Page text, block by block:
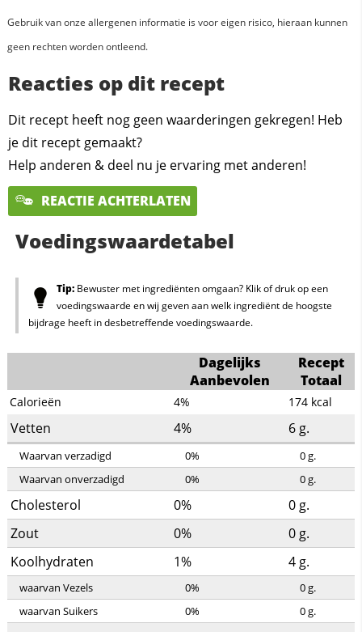
Gebruik van onze allergenen informatie is voor eigen risico, hieraan kunnen
geen rechten worden ontleend.
Reacties op dit recept
Dit recept heeft nog geen waarderingen gekregen! Heb
je dit recept gemaakt?
Help anderen & deel nu je ervaring met anderen!
REACTIE ACHTERLATEN
Voedingswaardetabel
Tip:Bewuster met ingrediënten omgaan? Klik of druk op een
voedingswaarde en wij geven aan welk ingrediënt de hoogste
bijdrage heeft in desbetreffende voedingswaarde.
Dagelijks
Aanbevolen
Recept
Totaal
Calorieën 4% 174 kcal
Vetten 4% 6g.
Waarvan verzadigd 0% 0g.
Waarvan onverzadigd
0% 0g.
Cholesterol 0% 0g.
Zout
0% 0g.
Koolhydraten
1% 4g.
waarvan Vezels 0% 0g.
waarvan Suikers
0% 0g.